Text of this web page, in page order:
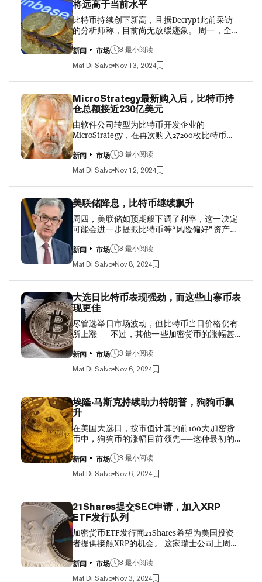
89...
升，并持续飙升，不断创下历史新高。周三早
些时候，比特币价格攀升至近93500美元的新
高点，但随后有所回落。 霍根在周二的一篇博
及黄金等资产将继续对投资者保持吸引力。 他
写道：“即使在这次最新的上涨之后，比特币
仍在发展中。”他补充说，当一家大型机构或
养老基金投资比特币时，它仍然会成为新闻。
他补充说：“比特币将越来越被接受为一种价
值储存手段，与黄金并驾齐驱。”他指出，当
比特币开始占据黄金的市场份额时，在他看
来，它就“成熟”了。 比特币最初是作为一个点
对点支付网络而创建的，这样任何有互联网连
下发送或接收资金。 Ethereum...
将远高于当前水平
比特币持续创下新高，且据Decrypt此前采访
的分析师称，目前尚无放缓迹象。 周一，全球
时，加密货币相关股票也随之飙升，尤其是美
国最大的加密货币交易所Coinbase。 谷歌财经
数据显示，这家总部位于旧金山的公司
（COIN: NASDAQ）周一收盘价为334.24美
元。 MicroStrategy Stock Hits All-Time High
as Bitcoin Breaks $88,000 在过去24小时内，
该公司股价上涨了近20%，在过去一个月内更
是飙升了近84%。盘后交易显示，该股票进一
步上涨1%，至327.40美元。 这家数字资产巨
美元已不远。 根据TipRanks的数据，分析师现
在预测，在未来12个月内，该股票的目标价将
高达380美元左右，其中九位专家建议买入，
八位建议持有。 Coinbase不仅允许用户买卖主
要硬币和代币，而且这家2021年上市的公司还
为几乎所有比特币现货ETF发行商（包括华尔
街巨头贝莱德）提供托管和其他服务。 自支持
加密货币的唐纳德·特朗普上周赢得美国总统大
新闻 市场
3 最小阅读
Mat Di Salvo Nov 13, 2024
MicroStrategy最新购入后，比特币持
仓总额接近230亿美元
由软件公司转型为比特币开发企业的
MicroStrategy，在再次购入27200枚比特币
美元。 该公司周一表示，在10月31日至11月10
日期间，它购入了27200枚比特币，花费略超
过20亿美元，平均每枚价格为74463美元。 这
家总部位于弗吉尼亚州Tyson的公司，目前其
财库中持有279420枚比特币。MicroStrategy总
计花费了119亿美元购买这种加密货币，平均
每枚价格为42692美元，这意味着其投资接近
翻倍。 MicroStrategy has acquired 27,200 BTC
has achieved BTC Yield of 7.3% QTD and 26.4%
YTD. As of 11/10/2024, we hodl 279,420 $BTC
acquired for ~$11.9 billion at ~$42,692 per
bitcoin. $MSTR https://t.co/uCt8nNUVqd —
Mich...
新闻 市场
3 最小阅读
Mat Di Salvo Nov 12, 2024
美联储降息，比特币继续飙升
周四，美联储如预期般下调了利率，这一决定
可能会进一步提振比特币等“风险偏好”资产
唐纳德·特朗普当选后，比特币价格屡创新高。
美国央行批准了降息25个基点的决定，这一举
措得到了所有12位美联储投票成员的支持。今
年9月，美联储降息50个基点，这是自2022年
大幅加息以来的首次降息。 比特币和其他加密
货币在很大程度上受益于低利率环境，因为它
们与科技股一样，往往价格波动较大。 但在
2022年，为应对新冠疫情期间的通货膨胀，央
行大幅提高了利率，使得这类投资的吸引力降
次降低借贷成本。 “委员会认为，实现其就业
和通胀目标的风险大致平衡，”美联储在周四
的一份声明中表示。 ETF发行商21Shares的加
密货币研究策略师Matt Mena在向Decrypt提供
的一份声明中表示，此次降息可能会进一步提
振加密货币。 他说：“美联储降息25个基点，
为比特币等风险资产带来了有利的经济提振。
结合特朗普支持加密货币的政策，这为比特币
创造了一个有利的宏观环境。” Bitcoin Price
新闻 市场
3 最小阅读
Mat Di Salvo Nov 8, 2024
大选日比特币表现强劲，而这些山寨币表
现更佳
尽管选举日市场波动，但比特币当日价格仍有
所上涨——不过，其他一些加密货币的涨幅甚
美元上方，但随后又跌至69000美元下方，截
至本文撰写时，价格稳定在约69400美元左
右。CoinGecko数据显示，过去24小时，比特
币仍上涨了3%。而在过去七天里，比特币下跌
了4%，此前一周其价格曾险些创下历史新
高。 然而，一些主要的替代币涨幅更高，狗狗
币（DOGE）上涨7%，价格略低于0.17美元，
而Solana（SOL）和 Avalanche（AVAX）则上
涨了约5%。其他模因币，如BONK和 Cat in a
了狗狗币。 行业观察者和交易者预计，在美国
选举结果公布后，今天以及未来几天，比特币
价格将出现显著上涨或下跌。 据CoinGlass数
据显示，在过去24小时内，所有资产中价值
2.48亿美元的加密货币期货已被清算。其中，
约1.45亿美元为多头仓位——即交易者预测数字
货币和代币的未来价格会上涨——这些仓位已
被平仓。总计有1.03亿美元为空头仓位。
Where Do Kamala Harris and...
新闻 市场
3 最小阅读
Mat Di Salvo Nov 6, 2024
埃隆·马斯克持续助力特朗普，狗狗币飙
升
在美国大选日，按市值计算的前100大加密货
币中，狗狗币的涨幅目前领先——这种最初的
据市值排名，狗狗币是第八大数字资产，在再
次下跌之前，其价格一度涨至0.177美元以上。
CoinGecko数据显示，狗狗币当日上涨10%，
目前价格为0.175美元。 在24小时和7天的时间
段内，埃隆·马斯克最喜爱的这种加密货币在前
100大加密货币中涨幅最大，延续了近几周开
始的连续上涨势头。 相比之下，比特币在过去
一天里上涨了1.5%，目前交易价格为69775美
元。 这很可能与选举有关：特斯拉首席执行官
宫时最响亮的声音之一。 而特朗普则表示，如
果他最终再次当选，长期支持狗狗币的马斯克
新闻 市场
3 最小阅读
Mat Di Salvo Nov 6, 2024
21Shares提交SEC申请，加入XRP
ETF发行队列
加密货币ETF发行商21Shares希望为美国投资
者提供接触XRP的机会。 这家瑞士公司上周五
表格，申请推出一只XRP ETF。 若获得批准，
21Shares Core XRP Trust将通过全天交易的股
新闻 市场
3 最小阅读
Mat Di Salvo Nov 3, 2024